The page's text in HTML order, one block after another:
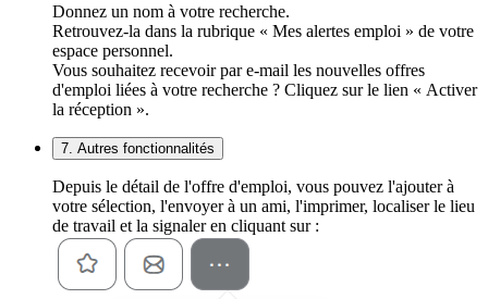
Donnez un nom à votre recherche.
Retrouvez-la dans la rubrique « Mes alertes emploi » de votre
espace personnel.
Vous souhaitez recevoir par e-mail les nouvelles offres
d'emploi liées à votre recherche ? Cliquez sur le lien « Activer
la réception ».
7. Autres fonctionnalités
Depuis le détail de l'offre d'emploi, vous pouvez l'ajouter à
votre sélection, l'envoyer à un ami, l'imprimer, localiser le lieu
de travail et la signaler en cliquant sur :